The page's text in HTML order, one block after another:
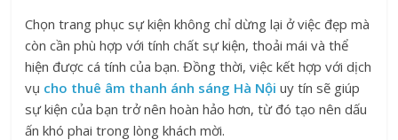
Chọn trang phục sự kiện không chỉ dừng lại ở việc đẹp mà
còn cần phù hợp với tính chất sự kiện, thoải mái và thể
hiện được cá tính của bạn. Đồng thời, việc kết hợp với dịch
vụ cho thuê âm thanh ánh sáng Hà Nội uy tín sẽ giúp
sự kiện của bạn trở nên hoàn hảo hơn, từ đó tạo nên dấu
ấn khó phai trong lòng khách mời.